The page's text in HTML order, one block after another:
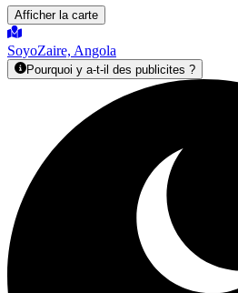
Afficher la carte
SoyoZaire, Angola
Pourquoi y a-t-il des publicites ?